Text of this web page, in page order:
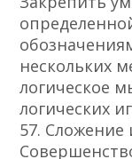
нескольких
логическое
логических
57. Сложение